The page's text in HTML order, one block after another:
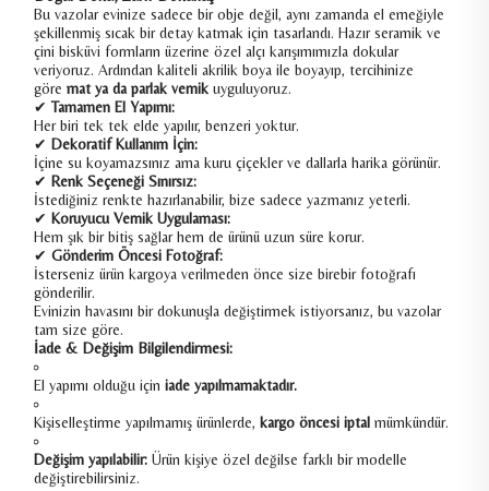
Bu vazolar evinize sadece bir obje değil, aynı zamanda el emeğiyle
şekillenmiş sıcak bir detay katmak için tasarlandı. Hazır seramik ve
çini bisküvi formların üzerine özel alçı karışımımızla dokular
veriyoruz. Ardından kaliteli akrilik boya ile boyayıp, tercihinize
göre mat ya da parlak vernik uyguluyoruz.
✔ Tamamen El Yapımı:
Her biri tek tek elde yapılır, benzeri yoktur.
✔ Dekoratif Kullanım İçin:
İçine su koyamazsınız ama kuru çiçekler ve dallarla harika görünür.
✔ Renk Seçeneği Sınırsız:
İstediğiniz renkte hazırlanabilir, bize sadece yazmanız yeterli.
✔ Koruyucu Vernik Uygulaması:
Hem şık bir bitiş sağlar hem de ürünü uzun süre korur.
✔ Gönderim Öncesi Fotoğraf:
İsterseniz ürün kargoya verilmeden önce size birebir fotoğrafı
gönderilir.
Evinizin havasını bir dokunuşla değiştirmek istiyorsanız, bu vazolar
tam size göre.
İade & Değişim Bilgilendirmesi:
El yapımı olduğu için iade yapılmamaktadır.
Kişiselleştirme yapılmamış ürünlerde, kargo öncesi iptal mümkündür.
Değişim yapılabilir: Ürün kişiye özel değilse farklı bir modelle
değiştirebilirsiniz.